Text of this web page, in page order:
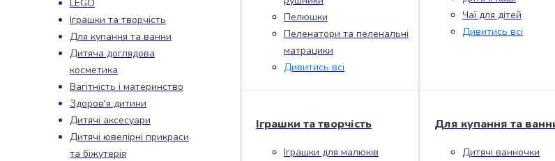
Слабоалкогольні
напої
Сидри
та
меди
Подарункові
набори
алкоголю
Продукти
LEGO
Іграшки та творчість
Для купання та ванни
Дитяча доглядова
косметика
Вагітність і материнство
Здоров'я дитини
Дитячі аксесуари
Дитячі ювелірні прикраси
та біжутерія
Пелюшки
Пеленатори та пеленальні
матрацики
Дивитись всі
Чаї для дітей
Дивитись всі
Іграшки та творчість
Іграшки для малюків
Для купання та
Дитячі ванночки